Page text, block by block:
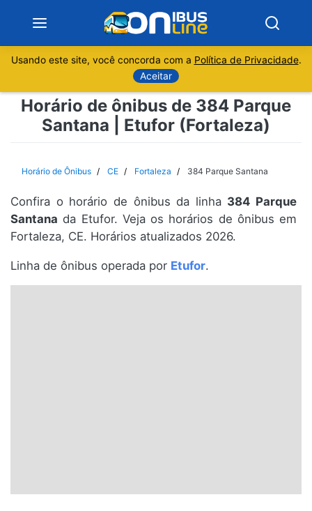
Sobre
Rio de Janeiro
Usando este site, você concorda com a Política de Privacidade.
Aceitar
Horário de ônibus de 384 Parque
Santana | Etufor (Fortaleza)
Horário de Ônibus CE Fortaleza 384 Parque Santana
Confira o horário de ônibus da linha 384 Parque
Santana da Etufor. Veja os horários de ônibus em
Fortaleza, CE. Horários atualizados 2026.
Linha de ônibus operada por Etufor.